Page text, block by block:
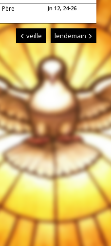
Père
Jn 12, 24-26
veille lendemain